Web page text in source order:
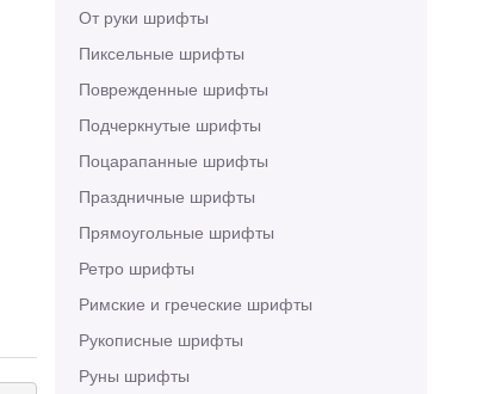
От руки шрифты
Пиксельные шрифты
Поврежденные шрифты
Подчеркнутые шрифты
Поцарапанные шрифты
Праздничные шрифты
Прямоугольные шрифты
Ретро шрифты
Римские и греческие шрифты
Рукописные шрифты
Руны шрифты